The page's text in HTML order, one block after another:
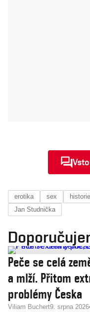
erotika sex historie
Jan Studnička
Peče se celá
a mlží. Přitom
problémy Česka
Viliam Buchert9. srpna 2026